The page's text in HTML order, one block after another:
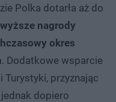
Polka dotarła aż do
nagrody
okres
. Dodatkowe wsparcie
przyznając
dopiero